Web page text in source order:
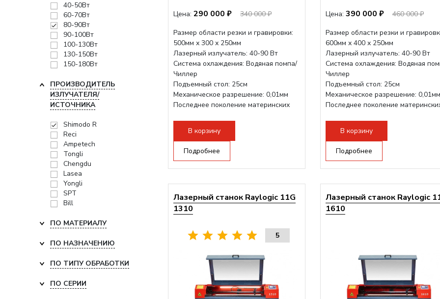
Цена: 290 000 ₽
340 000 ₽
Размер области резки и гравировки:
500мм х 300 х 250мм
Лазерный излучатель: 40-90 Вт
Система охлаждения: Водяная помпа/
Чиллер
Подъемный стол: 25см
Механическое разрешение: 0,01мм
Последнее поколение материнских
В корзину
Подробнее
Цена: 390 000 ₽
460 000 ₽
Размер области резки и
600мм х 400 х 250мм
Лазерный излучатель: 40-90 Вт
Система охлаждения: Водяная
Чиллер
Подъемный стол: 25см
Механическое разрешение: 0,01мм
Последнее поколение
В корзину
Подробнее
Лазерный станок Raylogic 11G
1310
5
Лазерный станок Raylogic
1610
40-50Вт
60-70Вт
80-90Вт
90-100Вт
100-130Вт
130-150Вт
150-180Вт
ПРОИЗВОДИТЕЛЬ
ИЗЛУЧАТЕЛЯ/
ИСТОЧНИКА
Shimodo R
Reci
Ampetech
Tongli
Chengdu
Lasea
Yongli
SPT
Bill
ПО МАТЕРИАЛУ
ПО НАЗНАЧЕНИЮ
ПО ТИПУ ОБРАБОТКИ
ПО СЕРИИ